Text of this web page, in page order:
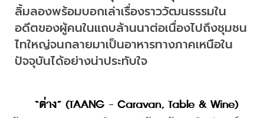
ลิ้มลองพร้อมบอกเล่าเรื่องราววัฒนธรรมใน
อดีตของผู้คนในแถบล้านนาต่อเนื่องไปถึงชุมชน
ไทใหญ่จนกลายมาเป็นอาหารทางภาคเหนือใน
ปัจจุบันได้อย่างน่าประทับใจ
“ต่าง” (TAANG - Caravan, Table & Wine)